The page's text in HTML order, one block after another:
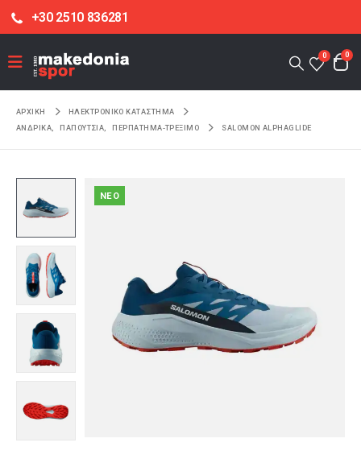
+30 2510 836281
0 0
ΑΡΧΙΚΉ
ΗΛΕΚΤΡΟΝΙΚΌ ΚΑΤΆΣΤΗΜΑ
ΑΝΔΡΙΚΑ
ΠΑΠΟΥΤΣΙΑ ΠΕΡΠΑΤΗΜΑ-ΤΡΕΞΙΜΟ SALOMON ALPHAGLIDE
NEO